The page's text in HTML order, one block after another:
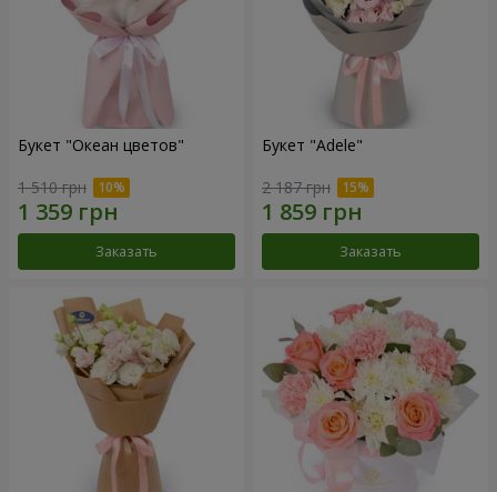
Букет "Океан цветов"
1 510 грн
Заказать
Букет "Adele"
2 187 грн
Заказать